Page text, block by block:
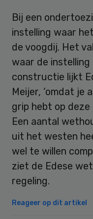
Bij een
instelling waar
de voogdij. Het
waar de
constructie lijkt
Meijer, ‘omdat je
grip hebt op deze
Een aantal
uit het westen
wel te willen
ziet de Edese
regeling.
Reageer op dit artikel